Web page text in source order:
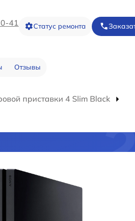
41 Статус ремонта
Отзывы
приставки 4 Slim Black